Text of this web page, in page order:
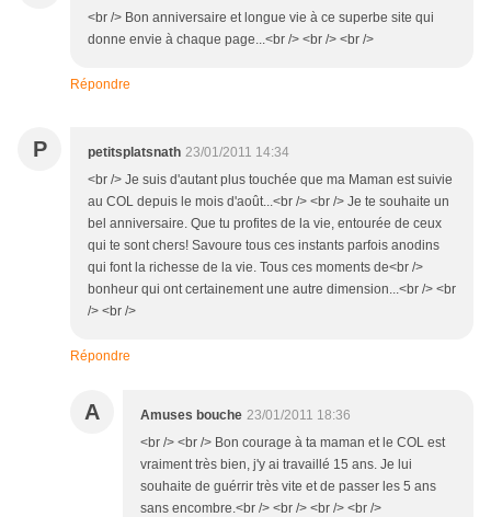
<br /> Bon anniversaire et longue vie à ce superbe site qui
donne envie à chaque page...<br /> <br /> <br />
Répondre
P petitsplatsnath 23/01/2011 14:34
<br /> Je suis d'autant plus touchée que ma Maman est suivie
au COL depuis le mois d'août...<br /> <br /> Je te souhaite un
bel anniversaire. Que tu profites de la vie, entourée de ceux
qui te sont chers! Savoure tous ces instants parfois anodins
qui font la richesse de la vie. Tous ces moments de<br />
bonheur qui ont certainement une autre dimension...<br /> <br
/> <br />
Répondre
A Amuses bouche 23/01/2011 18:36
<br /> <br /> Bon courage à ta maman et le COL est
vraiment très bien, j'y ai travaillé 15 ans. Je lui
souhaite de guérrir très vite et de passer les 5 ans
sans encombre.<br /> <br /> <br /> <br />